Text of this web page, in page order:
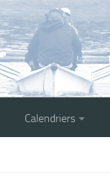
Calendriers